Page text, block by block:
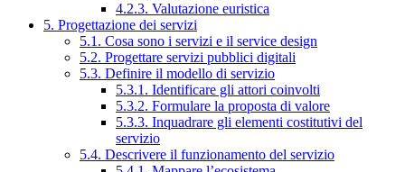
4.2.3. Valutazione euristica
5. Progettazione dei servizi
5.1. Cosa sono i servizi e il service design
5.2. Progettare servizi pubblici digitali
5.3. Definire il modello di servizio
5.3.1. Identificare gli attori coinvolti
5.3.2. Formulare la proposta di valore
5.3.3. Inquadrare gli elementi costitutivi del
servizio
5.4. Descrivere il funzionamento del servizio